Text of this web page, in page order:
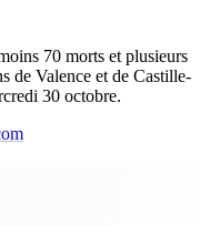
70 morts et plusieurs
de Valence et de Castille-
30 octobre.